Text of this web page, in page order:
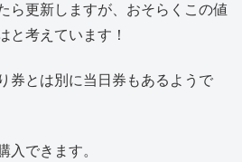
ら更新しますが、おそらくこの値
と考えています！
券とは別に当日券もあるようで
入できます。